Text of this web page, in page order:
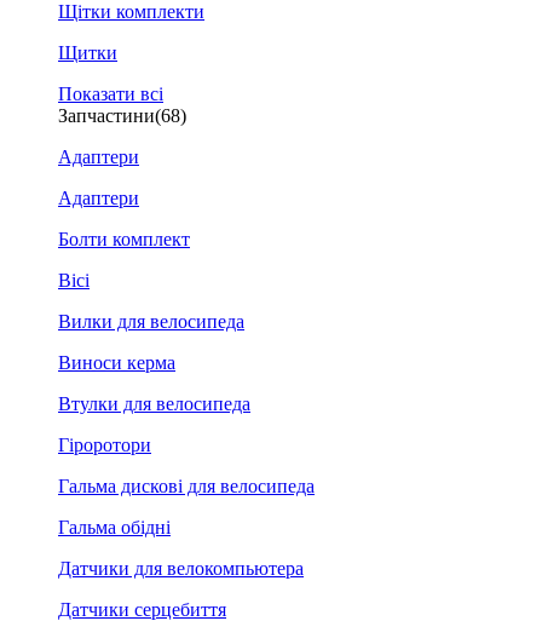
Щітки комплекти
Щитки
Показати всі
Запчастини(68)
Адаптери
Адаптери
Болти комплект
Вісі
Вилки для велосипеда
Виноси керма
Втулки для велосипеда
Гіроротори
Гальма дискові для велосипеда
Гальма обідні
Датчики для велокомпьютера
Датчики серцебиття